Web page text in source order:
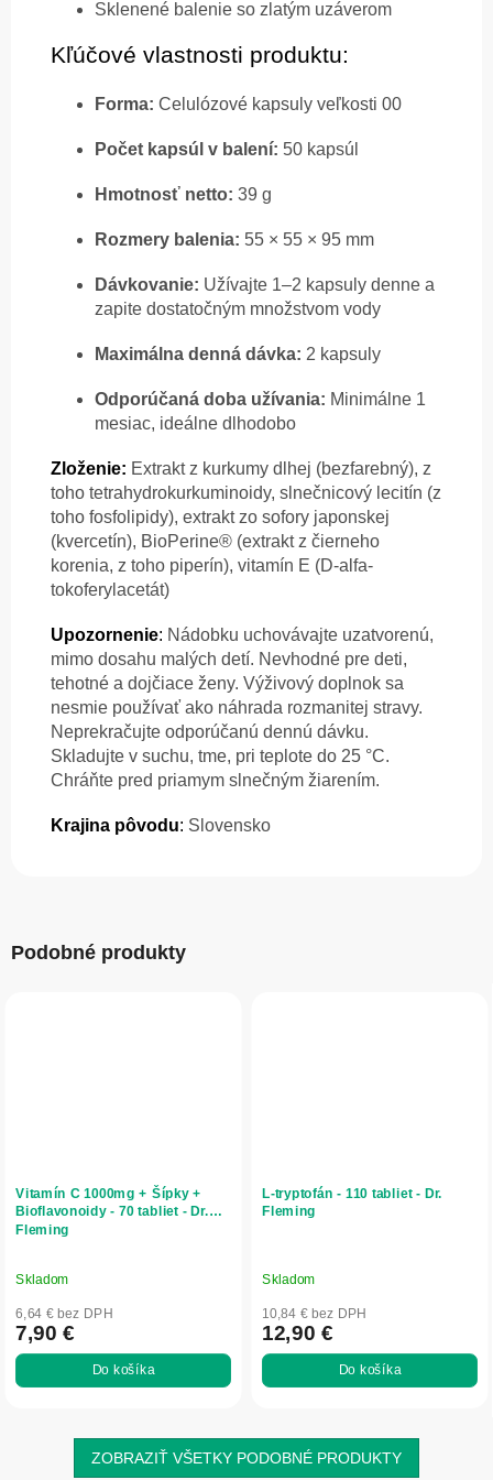
Sklenené balenie so zlatým uzáverom
Kľúčové vlastnosti produktu:
Forma: Celulózové kapsuly veľkosti 00
Počet kapsúl v balení: 50 kapsúl
Hmotnosť netto: 39 g
Rozmery balenia: 55 × 55 × 95 mm
Dávkovanie: Užívajte 1–2 kapsuly denne a
zapite dostatočným množstvom vody
Maximálna denná dávka: 2 kapsuly
Odporúčaná doba užívania: Minimálne 1
mesiac, ideálne dlhodobo
Zloženie: Extrakt z kurkumy dlhej (bezfarebný), z
toho tetrahydrokurkuminoidy, slnečnicový lecitín (z
toho fosfolipidy), extrakt zo sofory japonskej
(kvercetín), BioPerine® (extrakt z čierneho
korenia, z toho piperín), vitamín E (D-alfa-
tokoferylacetát)
Upozornenie: Nádobku uchovávajte uzatvorenú,
mimo dosahu malých detí. Nevhodné pre deti,
tehotné a dojčiace ženy. Výživový doplnok sa
nesmie používať ako náhrada rozmanitej stravy.
Neprekračujte odporúčanú dennú dávku.
Skladujte v suchu, tme, pri teplote do 25 °C.
Chráňte pred priamym slnečným žiarením.
Krajina pôvodu: Slovensko
Podobné produkty
Vitamín C 1000mg + Šípky +
Bioflavonoidy - 70 tabliet - Dr.
Fleming
Skladom
6,64 € bez DPH
7,90 €
Do košíka
L-tryptofán - 110 tabliet - Dr.
Fleming
Skladom
10,84 € bez DPH
12,90 €
Do košíka
ZOBRAZIŤ VŠETKY PODOBNÉ PRODUKTY